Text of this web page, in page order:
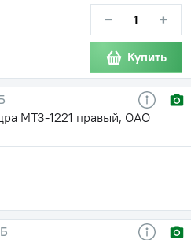
− +
Купить
МТЗ-1221 правый, ОАО